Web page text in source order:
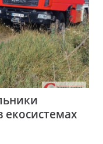
екосистемах